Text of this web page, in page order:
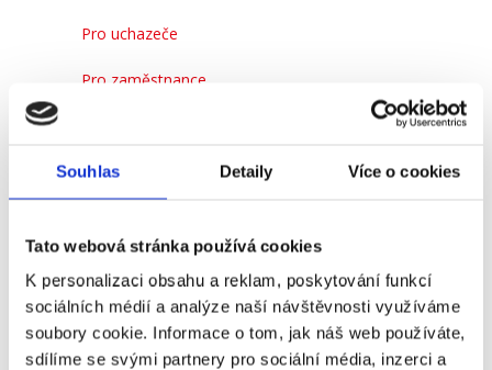
Souhlas Detaily Více o cookies
Tato webová stránka používá cookies
K personalizaci obsahu a reklam, poskytování funkcí
sociálních médií a analýze naší návštěvnosti využíváme
soubory cookie. Informace o tom, jak náš web používáte,
sdílíme se svými partnery pro sociální média, inzerci a
Pro uchazeče
Pro zaměstnance
(Ne)komunikace se
zaměstnavatelem